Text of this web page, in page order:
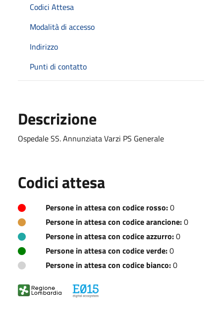
Codici Attesa
Modalità di accesso
Indirizzo
Punti di contatto
Descrizione
Ospedale SS. Annunziata Varzi PS Generale
Codici attesa
Persone in attesa con codice rosso:0
Persone in attesa con codice arancione:0
Persone in attesa con codice azzurro:0
Persone in attesa con codice verde:0
Persone in attesa con codice bianco:0